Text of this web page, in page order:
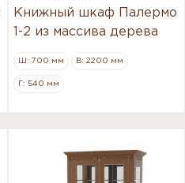
Книжный шкаф Палермо
1-2 из массива дерева
Ш: 700 мм В: 2200 мм
Г: 540 мм